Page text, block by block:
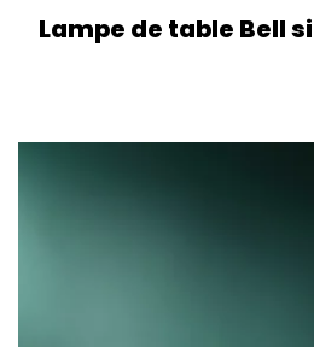
Lampe de table Bell